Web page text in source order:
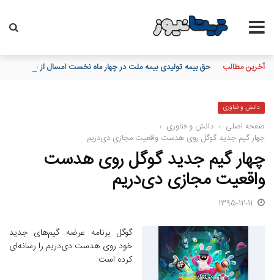
آخرین مطالب حق بیمه تولیدی بیمه ملت در چهار ماه نخست امسال از 14.5 همت گذشت/ رشد 90 درصدی نسبت به مدت مشابه سال گذشته
دانش و فناوری
صفحه اصلی › دانش و فناوری ›
چهار گیم جدید گوگل روی هدست واقعیت مجازی دی‌دریم
چهار گیم جدید گوگل روی هدست
واقعیت مجازی دی‌دریم
1395-12-11
گوگل برنامه عرضه گیم‌های جدید
خود روی هدست دی‌دریم را رسانه‌ای
کرده است.